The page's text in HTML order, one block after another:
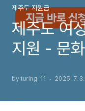
제주도 지원금
제주도 여
지원 - 문
by turing-11 2025. 7. 3.